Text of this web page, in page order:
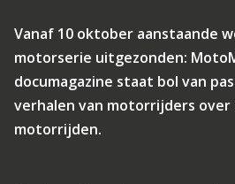
Vanaf 10 oktober aanstaande
motorserie uitgezonden:
documagazine staat bol van
verhalen van motorrijders
motorrijden.